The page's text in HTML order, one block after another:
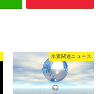
水素関連ニュース